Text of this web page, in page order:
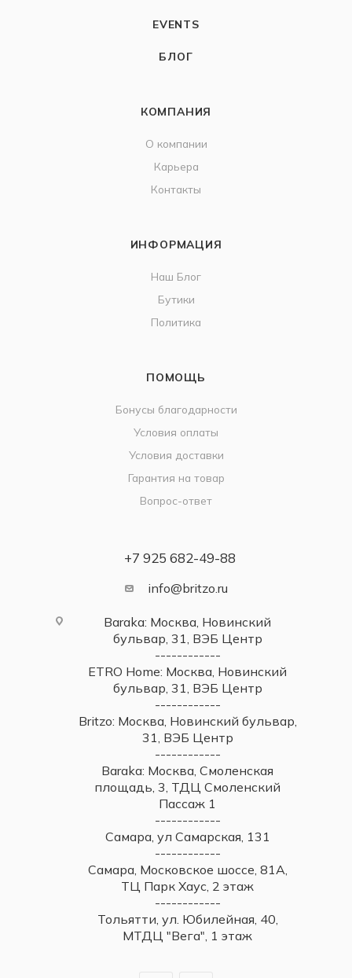
EVENTS
БЛОГ
КОМПАНИЯ
О компании
Карьера
Контакты
ИНФОРМАЦИЯ
Наш Блог
Бутики
Политика
ПОМОЩЬ
Бонусы благодарности
Условия оплаты
Условия доставки
Гарантия на товар
Вопрос-ответ
+7 925 682-49-88
info@britzo.ru
Baraka: Москва, Новинский
бульвар, 31, ВЭБ Центр
------------
ETRO Home: Москва, Новинский
бульвар, 31, ВЭБ Центр
------------
Britzo: Москва, Новинский бульвар,
31, ВЭБ Центр
------------
Baraka: Москва, Смоленская
площадь, 3, ТДЦ Смоленский
Пассаж 1
------------
Самара, ул Самарская, 131
------------
Самара, Московское шоссе, 81А,
ТЦ Парк Хаус, 2 этаж
------------
Тольятти, ул. Юбилейная, 40,
МТДЦ "Вега", 1 этаж